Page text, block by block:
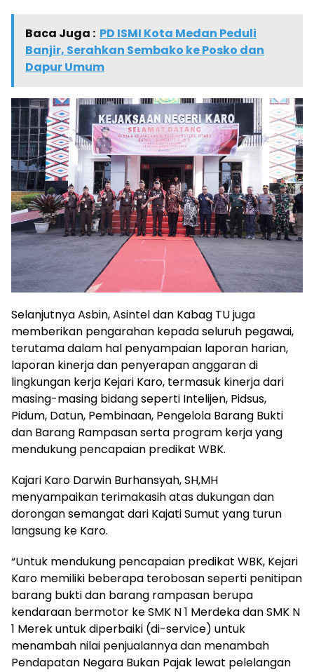
Baca Juga : PD ISMI Kota Medan Peduli
Banjir, Serahkan Sembako ke Posko dan
Dapur Umum
Selanjutnya Asbin, Asintel dan Kabag TU juga
memberikan pengarahan kepada seluruh pegawai,
terutama dalam hal penyampaian laporan harian,
laporan kinerja dan penyerapan anggaran di
lingkungan kerja Kejari Karo, termasuk kinerja dari
masing-masing bidang seperti Intelijen, Pidsus,
Pidum, Datun, Pembinaan, Pengelola Barang Bukti
dan Barang Rampasan serta program kerja yang
mendukung pencapaian predikat WBK.
Kajari Karo Darwin Burhansyah, SH,MH
menyampaikan terimakasih atas dukungan dan
dorongan semangat dari Kajati Sumut yang turun
langsung ke Karo.
“Untuk mendukung pencapaian predikat WBK, Kejari
Karo memiliki beberapa terobosan seperti penitipan
barang bukti dan barang rampasan berupa
kendaraan bermotor ke SMK N 1 Merdeka dan SMK N
1 Merek untuk diperbaiki (di-service) untuk
menambah nilai penjualannya dan menambah
Pendapatan Negara Bukan Pajak lewat pelelangan